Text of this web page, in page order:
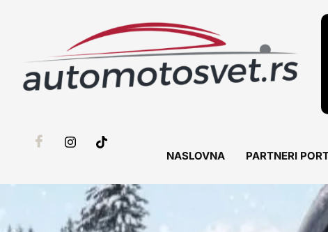
NASLOVNA PARTNERI